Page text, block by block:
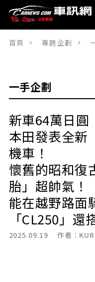
首頁 專題企劃
一手企劃
新車64萬日圓
本田發表全新
機車！
懷舊的昭和復
胎」超帥氣！
能在越野路面
「CL250」還
2025.09.19 作者：